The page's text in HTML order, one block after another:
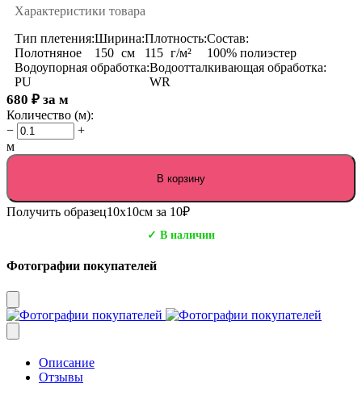
Характеристики товара
Тип плетения:
Полотняное
Ширина:
150 см
Плотность:
115 г/м²
Состав:
100% полиэстер
Водоупорная обработка:
PU
Водоотталкивающая обработка:
WR
680 ₽ за м
Количество (м):
−
+
м
В корзину
Получить образец10х10см за 10₽
✓ В наличии
Фотографии покупателей
Описание
Отзывы